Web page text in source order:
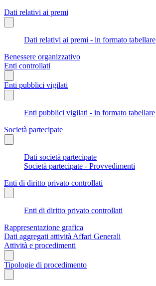
Dati relativi ai premi
Dati relativi ai premi - in formato tabellare
Benessere organizzativo
Enti controllati
Enti pubblici vigilati
Enti pubblici vigilati - in formato tabellare
Società partecipate
Dati società partecipate
Società partecipate - Provvedimenti
Enti di diritto privato controllati
Enti di diritto privato controllati
Rappresentazione grafica
Dati aggregati attività Affari Generali
Attività e procedimenti
Tipologie di procedimento